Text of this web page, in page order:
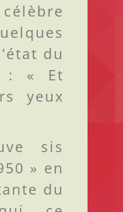
du
: « Et
yeux
sis
» en
du